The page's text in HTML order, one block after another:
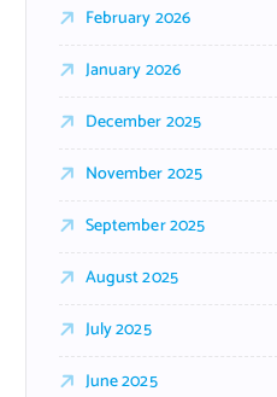
February 2026
January 2026
December 2025
November 2025
September 2025
August 2025
July 2025
June 2025